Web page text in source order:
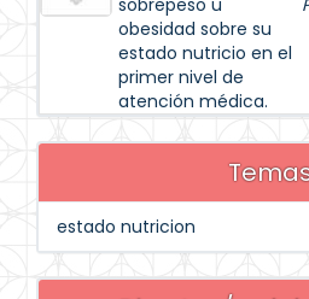
sobrepeso u
obesidad sobre su
estado nutricio en el
primer nivel de
atención médica.
estado nutricion